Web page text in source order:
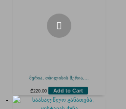
მერია, თბილისის მერია,...
₾220.00 Add to Cart